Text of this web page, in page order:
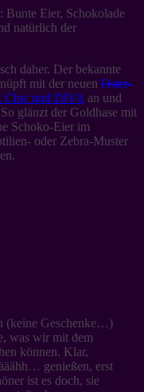
Bunte Eier, Schokolade
natürlich der
daher. Der bekannte
mit der neuen Oster-
Chic und DIVA an und
glänzt der Goldhase mit
Schoko-Eier im
oder Zebra-Muster
(keine Geschenke…)
was wir mit dem
können. Klar,
genießen, erst
ist es doch, sie